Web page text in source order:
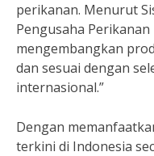
perikanan. Menurut
Pengusaha
mengembangkan
dan sesuai dengan
internasional.”
Dengan
terkini di Indonesia